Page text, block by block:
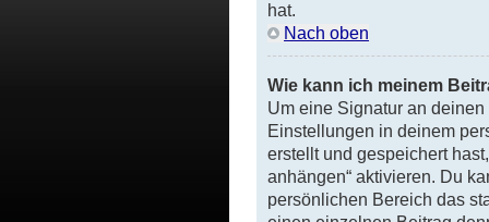
hat.
Nach oben
Wie kann ich meinem
Um eine Signatur an
Einstellungen in deinem
erstellt und gespeichert
anhängen“ aktivieren. Du
persönlichen Bereich das